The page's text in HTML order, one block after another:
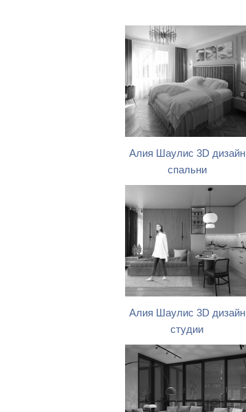
Алия Шаулис 3D дизайн
спальни
Алия Шаулис 3D дизайн
студии